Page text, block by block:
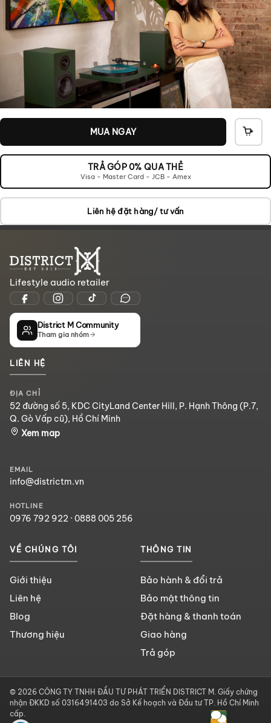
MUA NGAY
VÀO
TRẢ GÓP 0% QUA THẺ
Visa - Master Card - JCB - Amex
Liên hệ đặt hàng/ tư vấn
Lifestyle audio retailer
District M Community
Tham gia nhóm
LIÊN HỆ
ĐỊA CHỈ
52 đường số 5, KDC CityLand Center Hill, P. Hạnh Thông (P.7,
Q. Gò Vấp cũ), Hồ Chí Minh
Xem map
EMAIL
info@districtm.vn
HOTLINE
0976 792 922 · 0888 005 256
VỀ CHÚNG TÔI
Giới thiệu
Liên hệ
Blog
Thương hiệu
THÔNG TIN
Bảo hành & đổi trả
Bảo mật thông tin
Đặt hàng & thanh toán
Giao hàng
Trả góp
© 2026 CÔNG TY TNHH ĐẦU TƯ PHÁT TRIỂN DISTRICT M. Giấy chứng
nhận ĐKKD số 0316491403 do Sở Kế hoạch và Đầu tư TP. Hồ Chí Minh
cấp.